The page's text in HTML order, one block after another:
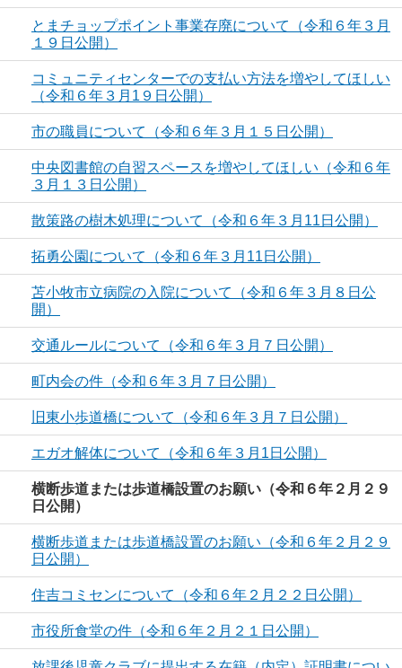
とまチョップポイント事業存廃について（令和６年３月
１９日公開）
コミュニティセンターでの支払い方法を増やしてほしい
（令和６年３月1９日公開）
市の職員について（令和６年３月１５日公開）
中央図書館の自習スペースを増やしてほしい（令和６年
３月１３日公開）
散策路の樹木処理について（令和６年３月11日公開）
拓勇公園について（令和６年３月11日公開）
苫小牧市立病院の入院について（令和６年３月８日公
開）
交通ルールについて（令和６年３月７日公開）
町内会の件（令和６年３月７日公開）
旧東小歩道橋について（令和６年３月７日公開）
エガオ解体について（令和６年３月1日公開）
横断歩道または歩道橋設置のお願い（令和６年２月２９
日公開）
横断歩道または歩道橋設置のお願い（令和６年２月２９
日公開）
住吉コミセンについて（令和６年２月２２日公開）
市役所食堂の件（令和６年２月２１日公開）